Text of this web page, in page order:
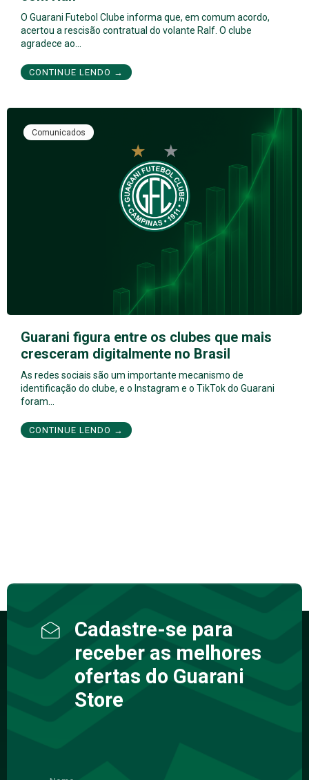
O Guarani Futebol Clube informa que, em comum acordo,
acertou a rescisão contratual do volante Ralf. O clube
agradece ao…
CONTINUE LENDO →
Comunicados
Guarani figura entre os clubes que mais
cresceram digitalmente no Brasil
As redes sociais são um importante mecanismo de
identificação do clube, e o Instagram e o TikTok do Guarani
foram…
CONTINUE LENDO →
Cadastre-se para
receber as melhores
ofertas do Guarani
Store